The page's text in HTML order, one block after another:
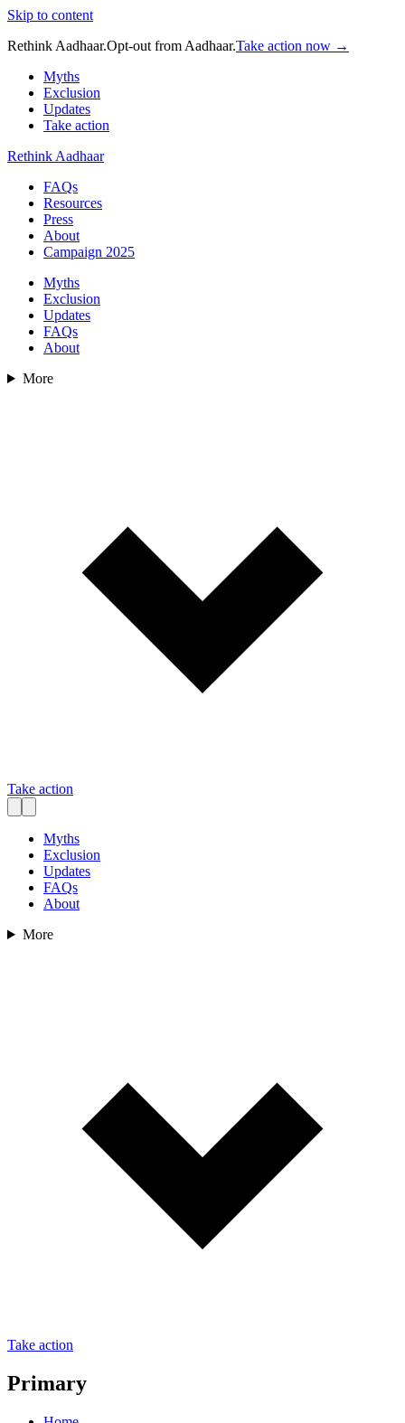
Skip to content
Rethink Aadhaar.Opt-out from Aadhaar.Take action now →
Myths
Exclusion
Updates
Take action
Rethink Aadhaar
FAQs
Resources
Press
About
Campaign 2025
Myths
Exclusion
Updates
FAQs
About
More
Take action
Myths
Exclusion
Updates
FAQs
About
More
Take action
Primary